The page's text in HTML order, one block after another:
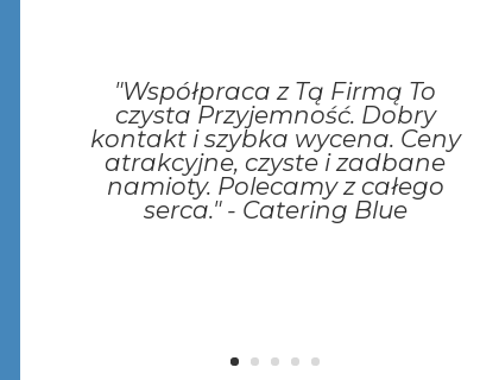
"Współpraca z Tą Firmą To
czysta Przyjemność. Dobry
kontakt i szybka wycena. Ceny
atrakcyjne, czyste i zadbane
namioty. Polecamy z całego
serca." - Catering Blue